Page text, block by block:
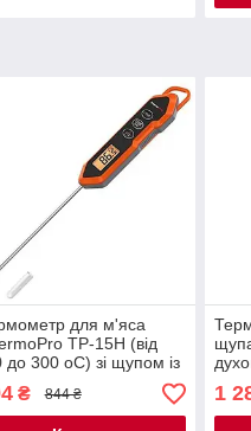
для м'яса
TP-15H (від
до 300 oC) зі щупом із
сталі в
₴ 844 ₴
(-
1